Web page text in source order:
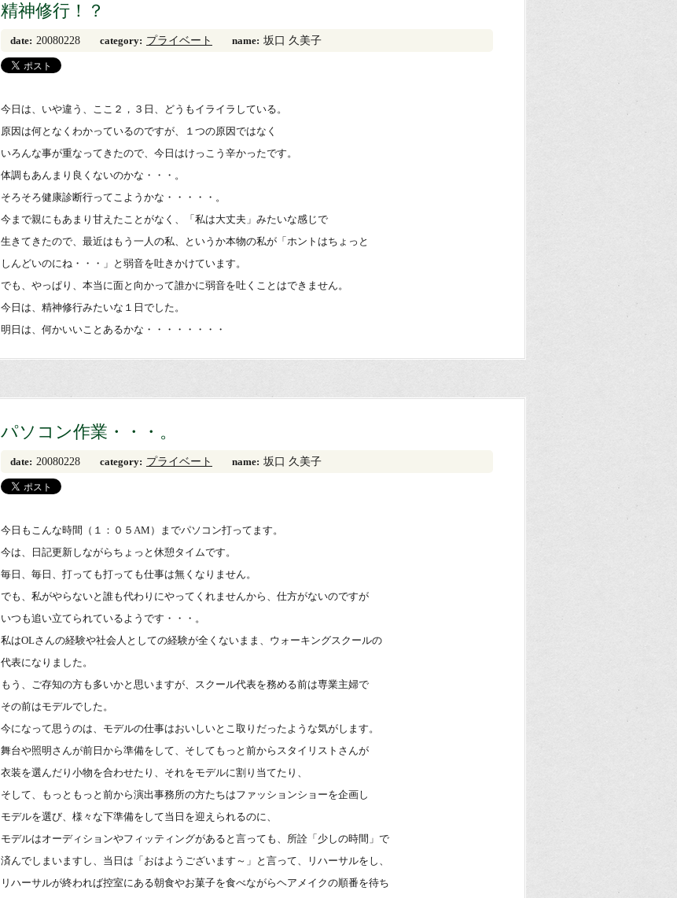
精神修行！？
date: 20080228 category: プライベート name: 坂口 久美子
今日は、いや違う、ここ２，３日、どうもイライラしている。
原因は何となくわかっているのですが、１つの原因ではなく
いろんな事が重なってきたので、今日はけっこう辛かったです。
体調もあんまり良くないのかな・・・。
そろそろ健康診断行ってこようかな・・・・・。
今まで親にもあまり甘えたことがなく、「私は大丈夫」みたいな感じで
生きてきたので、最近はもう一人の私、というか本物の私が「ホントはちょっと
しんどいのにね・・・」と弱音を吐きかけています。
でも、やっぱり、本当に面と向かって誰かに弱音を吐くことはできません。
今日は、精神修行みたいな１日でした。
明日は、何かいいことあるかな・・・・・・・・
パソコン作業・・・。
date: 20080228 category: プライベート name: 坂口 久美子
今日もこんな時間（１：０５AM）までパソコン打ってます。
今は、日記更新しながらちょっと休憩タイムです。
毎日、毎日、打っても打っても仕事は無くなりません。
でも、私がやらないと誰も代わりにやってくれませんから、仕方がないのですが
いつも追い立てられているようです・・・。
私はOLさんの経験や社会人としての経験が全くないまま、ウォーキングスクールの
代表になりました。
もう、ご存知の方も多いかと思いますが、スクール代表を務める前は専業主婦で
その前はモデルでした。
今になって思うのは、モデルの仕事はおいしいとこ取りだったような気がします。
舞台や照明さんが前日から準備をして、そしてもっと前からスタイリストさんが
衣装を選んだり小物を合わせたり、それをモデルに割り当てたり、
そして、もっともっと前から演出事務所の方たちはファッションショーを企画し
モデルを選び、様々な下準備をして当日を迎えられるのに、
モデルはオーディションやフィッティングがあると言っても、所詮「少しの時間」で
済んでしまいますし、当日は「おはようございます～」と言って、リハーサルをし、
リハーサルが終われば控室にある朝食やお菓子を食べながらヘアメイクの順番を待ち